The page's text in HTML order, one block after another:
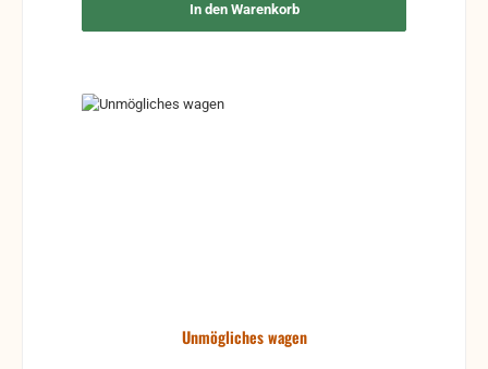
In den Warenkorb
Unmögliches wagen